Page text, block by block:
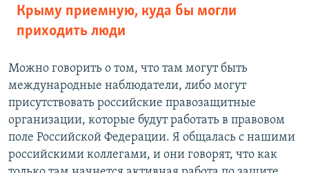
Крыму приемную, куда бы могли
приходить люди
Можно говорить о том, что там могут быть
международные наблюдатели, либо могут
присутствовать российские правозащитные
организации, которые будут работать в правовом
поле Российской Федерации. Я общалась с нашими
российскими коллегами, и они говорят, что как